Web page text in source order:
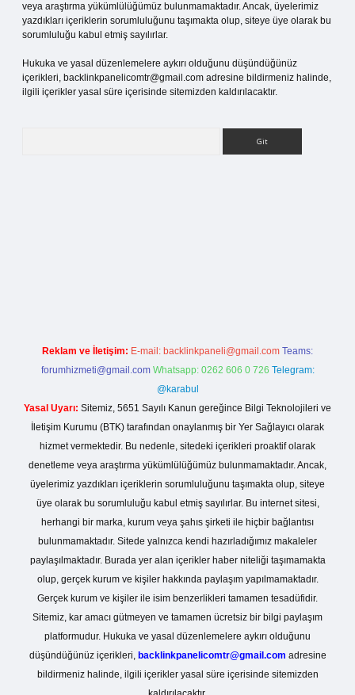
veya araştırma yükümlülüğümüz bulunmamaktadır. Ancak, üyelerimiz
yazdıkları içeriklerin sorumluluğunu taşımakta olup, siteye üye olarak bu
sorumluluğu kabul etmiş sayılırlar.
Hukuka ve yasal düzenlemelere aykırı olduğunu düşündüğünüz
içerikleri, backlinkpanelicomtr@gmail.com adresine bildirmeniz halinde,
ilgili içerikler yasal süre içerisinde sitemizden kaldırılacaktır.
Reklam ve İletişim: E-mail: backlinkpaneli@gmail.com Teams:
forumhizmeti@gmail.com Whatsapp: 0262 606 0 726 Telegram:
@karabul
Yasal Uyarı: Sitemiz, 5651 Sayılı Kanun gereğince Bilgi Teknolojileri ve
İletişim Kurumu (BTK) tarafından onaylanmış bir Yer Sağlayıcı olarak
hizmet vermektedir. Bu nedenle, sitedeki içerikleri proaktif olarak
denetleme veya araştırma yükümlülüğümüz bulunmamaktadır. Ancak,
üyelerimiz yazdıkları içeriklerin sorumluluğunu taşımakta olup, siteye
üye olarak bu sorumluluğu kabul etmiş sayılırlar. Bu internet sitesi,
herhangi bir marka, kurum veya şahıs şirketi ile hiçbir bağlantısı
bulunmamaktadır. Sitede yalnızca kendi hazırladığımız makaleler
paylaşılmaktadır. Burada yer alan içerikler haber niteliği taşımamakta
olup, gerçek kurum ve kişiler hakkında paylaşım yapılmamaktadır.
Gerçek kurum ve kişiler ile isim benzerlikleri tamamen tesadüfidir.
Sitemiz, kar amacı gütmeyen ve tamamen ücretsiz bir bilgi paylaşım
platformudur. Hukuka ve yasal düzenlemelere aykırı olduğunu
düşündüğünüz içerikleri, backlinkpanelicomtr@gmail.com adresine
bildirmeniz halinde, ilgili içerikler yasal süre içerisinde sitemizden